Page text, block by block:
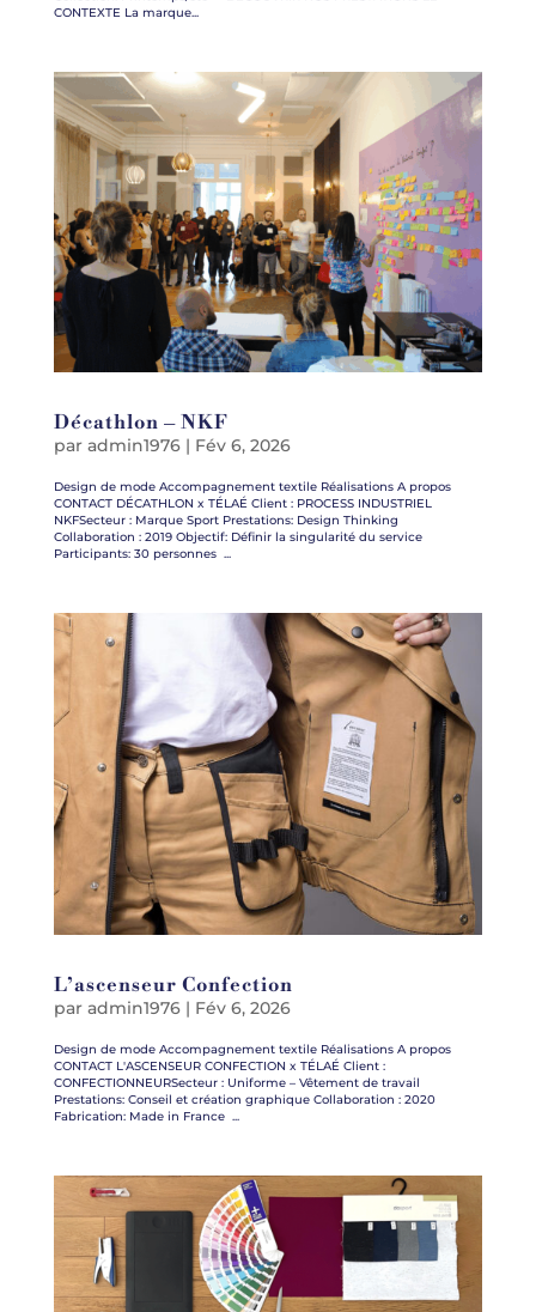
CONTEXTE La marque...
Décathlon – NKF
par admin1976| Fév 6, 2026
Design de mode Accompagnement textile Réalisations A propos
CONTACT DÉCATHLON x TÉLAÉ Client : PROCESS INDUSTRIEL
NKFSecteur : Marque Sport Prestations: Design Thinking
Collaboration : 2019 Objectif: Définir la singularité du service
Participants: 30 personnes ...
L’ascenseur Confection
par admin1976| Fév 6, 2026
Design de mode Accompagnement textile Réalisations A propos
CONTACT L'ASCENSEUR CONFECTION x TÉLAÉ Client :
CONFECTIONNEURSecteur : Uniforme – Vêtement de travail
Prestations: Conseil et création graphique Collaboration : 2020
Fabrication: Made in France ...